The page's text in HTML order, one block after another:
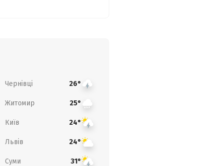
Чернівці 26°
Житомир 25°
Київ 24°
Львів 24°
Суми 31°